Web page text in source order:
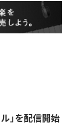
」を配信開始